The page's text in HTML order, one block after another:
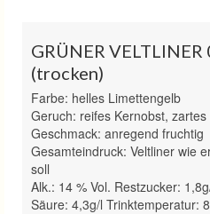
GRÜNER VELTLINER
(trocken)
Farbe: helles Limettengelb
Geruch: reifes Kernobst, zartes
Geschmack: anregend fruchtig
Gesamteindruck: Veltliner wie
soll
Alk.: 14 % Vol. Restzucker:
Säure: 4,3g/l Trinktemperatur: